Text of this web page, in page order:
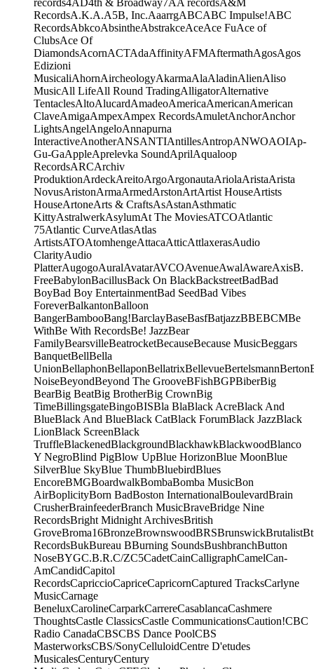
records4AD4th & Broadway7AA recordsA&M
RecordsA.K.A.A5B, Inc.AaarrgABCABC Impulse!ABC
RecordsAbkcoAbsintheAbstrakceAceAce FuAce of
ClubsAce Of
DiamondsAcornACTAdaAffinityAFMAftermathAgosAgos
Edizioni
MusicaliAhornAircheologyAkarmaAlaAladinAlienAliso
MusicAll LifeAll Round TradingAlligatorAlternative
TentaclesAltoAlucardAmadeoAmericaAmericanAmerican
ClaveAmigaAmpexAmpex RecordsAmuletAnchorAnchor
LightsAngelAngeloAnnapurna
InteractiveAnotherANSANTIAntillesAntropANWOAOIAp-
Gu-GaAppleAprelevka SoundAprilAqualoop
RecordsARCArchiv
ProduktionArdeckAreitoArgoArgonautaAriolaAristaArista
NovusAristonArmaArmedArstonArtArtist HouseArtists
HouseArtoneArts & CraftsAsAstanAsthmatic
KittyAstralwerkAsylumAt The MoviesATCOAtlantic
75Atlantic CurveAtlasAtlas
ArtistsATOAtomhengeAttacaAtticAttlaxerasAudio
ClarityAudio
PlatterAugogoAuralAvatarAVCOAvenueAwalAwareAxisB.
FreeBabylonBacillusBack On BlackBackstreetBadBad
BoyBad Boy EntertainmentBad SeedBad Vibes
ForeverBalkantonBalloon
BangerBambooBang!BarclayBaseBasfBatjazzBBEBCMBe
WithBe With RecordsBe! JazzBear
FamilyBearsvilleBeatrocketBecauseBecause MusicBeggars
BanquetBellBella
UnionBellaphonBellaponBellatrixBellevueBertelsmannBerton
NoiseBeyondBeyond The GrooveBFishBGPBiberBig
BearBig BeatBig BrotherBig CrownBig
TimeBillingsgateBingoBISBla BlaBlack AcreBlack And
BlueBlack And BlueBlack CatBlack ForumBlack JazzBlack
LionBlack ScreenBlack
TruffleBlackenedBlackgroundBlackhawkBlackwoodBlanco
Y NegroBlind PigBlow UpBlue HorizonBlue MoonBlue
SilverBlue SkyBlue ThumbBluebirdBlues
EncoreBMGBoardwalkBombaBomba MusicBon
AirBoplicityBorn BadBoston InternationalBoulevardBrain
CrusherBrainfeederBranch MusicBraveBridge Nine
RecordsBright Midnight ArchivesBritish
GroveBroma16BronzeBrownswoodBRSBrunswickBrutalist
RecordsBukBureau BBurning SoundsBushbranchButton
NoseBYGC.B.R.C/ZC5CadetCainCalligraphCamelCan-
AmCandidCapitol
RecordsCapriccioCapriceCapricornCaptured TracksCarlyne
MusicCarnage
BeneluxCarolineCarparkCarrereCasablancaCashmere
ThoughtsCastle ClassicsCastle CommunicationsCaution!CBC
Radio CanadaCBSCBS Dance PoolCBS
MasterworksCBS/SonyCelluloidCentre D'etudes
MusicalesCenturyCentury